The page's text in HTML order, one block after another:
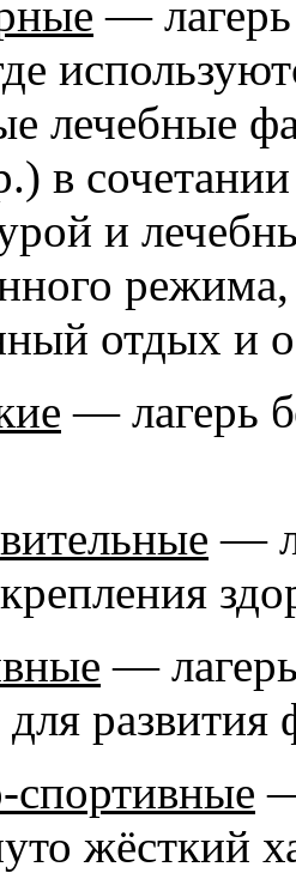
—
лечебные
в
и
отдых и
— лагерь
—
—
развития
спортивные
жёсткий